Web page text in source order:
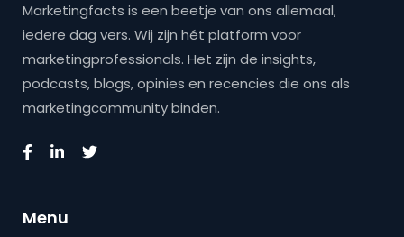
Marketingfacts is een beetje van ons allemaal,
iedere dag vers. Wij zijn hét platform voor
marketingprofessionals. Het zijn de insights,
podcasts, blogs, opinies en recencies die ons als
marketingcommunity binden.
Menu